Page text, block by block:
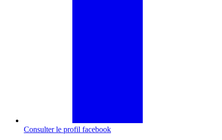
Consulter le profil facebook